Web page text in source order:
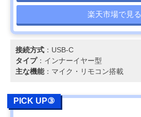
楽天市場で見る
接続方式 ：USB-C
タイプ：インナーイヤー型
主な機能：マイク・リモコン搭載
PICK UP③